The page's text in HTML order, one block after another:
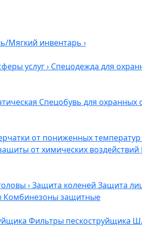
Мягкий инвентарь ›
услуг› Спецодежда для
Спецобувь для охранных
от пониженных температур
от химических воздействий
›Защита коленей Защита
Комбинезоны защитные
Фильтры пескоструйщика